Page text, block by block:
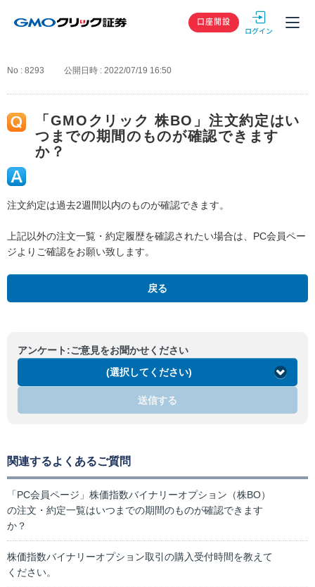
GMOクリック
口座開設
No : 8293 公開日時 : 2022/07/19 16:50
「GMOクリック 株BO」注文約定はい
つまでの期間のものが確認できます
か？
注文約定は過去2週間以内のものが確認できます。
上記以外の注文一覧・約定履歴を確認されたい場合は、PC会員ペー
ジよりご確認をお願い致します。
戻る
アンケート:ご意見をお聞かせください
(選択してください)
送信する
関連するよくあるご質問
「PC会員ページ」株価指数バイナリーオプション（株BO）
の注文・約定一覧はいつまでの期間のものが確認できます
か？
株価指数バイナリーオプション取引の購入受付時間を教えて
ください。